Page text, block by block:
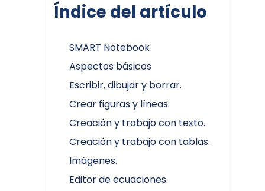
Índice del artículo
SMART Notebook
Aspectos básicos
Escribir, dibujar y borrar.
Crear figuras y líneas.
Creación y trabajo con texto.
Creación y trabajo con tablas.
Imágenes.
Editor de ecuaciones.